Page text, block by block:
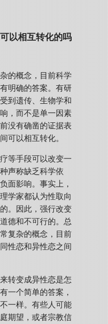
以相互转化的吗
的概念，目前科学
明确的答案。有研
到遗传、生物学和
，而不是单一因素
没有确凿的证据表
可以相互转化。
等手段可以改变一
声称缺乏科学依
面影响。事实上，
学家都认为性取向
。因此，强行改变
德和不可行的。总
复杂的概念，目前
性恋和异性恋之间
转变成异性恋是怎
一个简单的答案，
一样。有些人可能
期望，或者宗教信